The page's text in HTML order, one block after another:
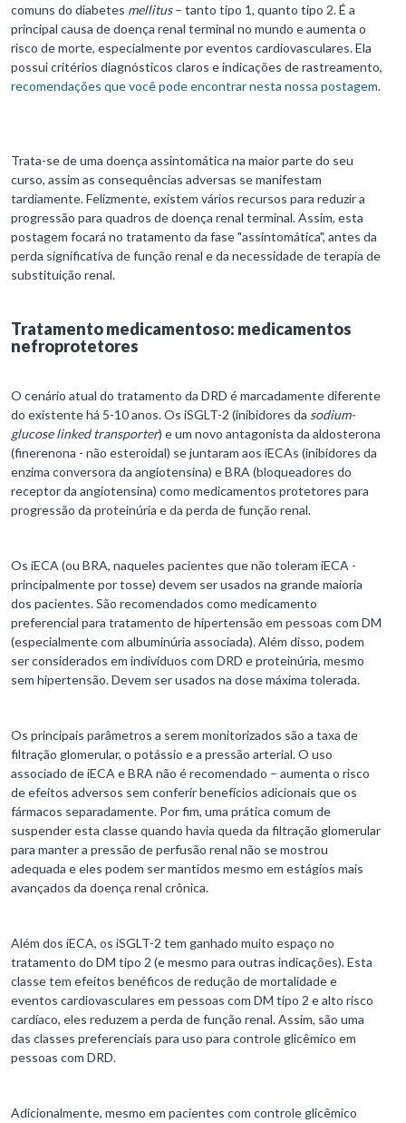
comuns do diabetes mellitus– tanto tipo 1, quanto tipo 2. É a
principal causa de doença renal terminal no mundo e aumenta o
risco de morte, especialmente por eventos cardiovasculares. Ela
possui critérios diagnósticos claros e indicações de rastreamento,
recomendações que você pode encontrar nesta nossa postagem.
Trata-se de uma doença assintomática na maior parte do seu
curso, assim as consequências adversas se manifestam
tardiamente. Felizmente, existem vários recursos para reduzir a
progressão para quadros de doença renal terminal. Assim, esta
postagem focará no tratamento da fase "assintomática", antes da
perda significativa de função renal e da necessidade de terapia de
substituição renal.
Tratamento medicamentoso: medicamentos
nefroprotetores
O cenário atual do tratamento da DRD é marcadamente diferente
do existente há 5-10 anos. Os iSGLT-2 (inibidores da sodium-
glucose linked transporter) e um novo antagonista da aldosterona
(finerenona - não esteroidal) se juntaram aos iECAs (inibidores da
enzima conversora da angiotensina) e BRA (bloqueadores do
receptor da angiotensina) como medicamentos protetores para
progressão da proteinúria e da perda de função renal.
Os iECA (ou BRA, naqueles pacientes que não toleram iECA -
principalmente por tosse) devem ser usados na grande maioria
dos pacientes. São recomendados como medicamento
preferencial para tratamento de hipertensão em pessoas com DM
(especialmente com albuminúria associada). Além disso, podem
ser considerados em indivíduos com DRD e proteinúria, mesmo
sem hipertensão. Devem ser usados na dose máxima tolerada.
Os principais parâmetros a serem monitorizados são a taxa de
filtração glomerular, o potássio e a pressão arterial. O uso
associado de iECA e BRA não é recomendado – aumenta o risco
de efeitos adversos sem conferir benefícios adicionais que os
fármacos separadamente. Por fim, uma prática comum de
suspender esta classe quando havia queda da filtração glomerular
para manter a pressão de perfusão renal não se mostrou
adequada e eles podem ser mantidos mesmo em estágios mais
avançados da doença renal crônica.
Além dos iECA, os iSGLT-2 tem ganhado muito espaço no
tratamento do DM tipo 2 (e mesmo para outras indicações). Esta
classe tem efeitos benéficos de redução de mortalidade e
eventos cardiovasculares em pessoas com DM tipo 2 e alto risco
cardíaco, eles reduzem a perda de função renal. Assim, são uma
das classes preferenciais para uso para controle glicêmico em
pessoas com DRD.
Adicionalmente, mesmo em pacientes com controle glicêmico